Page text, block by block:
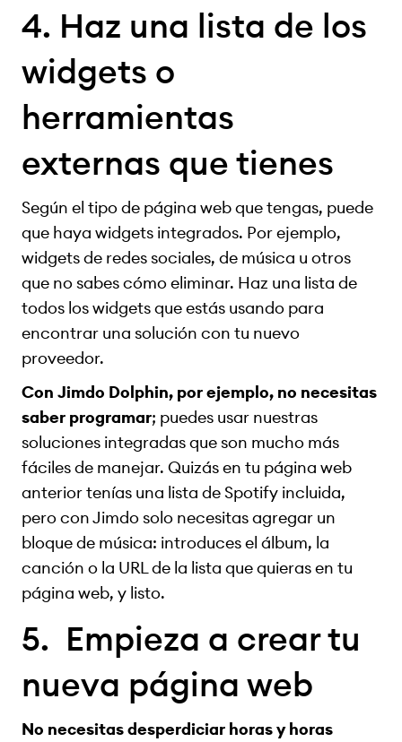
4. Haz una lista de los
widgets o
herramientas
externas que tienes
Según el tipo de página web que tengas, puede
que haya widgets integrados. Por ejemplo,
widgets de redes sociales, de música u otros
que no sabes cómo eliminar. Haz una lista de
todos los widgets que estás usando para
encontrar una solución con tu nuevo
proveedor.
Con Jimdo Dolphin, por ejemplo, no necesitas
saber programar; puedes usar nuestras
soluciones integradas que son mucho más
fáciles de manejar. Quizás en tu página web
anterior tenías una lista de Spotify incluida,
pero con Jimdo solo necesitas agregar un
bloque de música: introduces el álbum, la
canción o la URL de la lista que quieras en tu
página web, y listo.
5. Empieza a crear tu
nueva página web
No necesitas desperdiciar horas y horas